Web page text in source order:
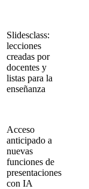
Slidesclass:
lecciones
creadas por
docentes y
listas para la
enseñanza
Acceso
anticipado a
nuevas
funciones de
presentaciones
con IA